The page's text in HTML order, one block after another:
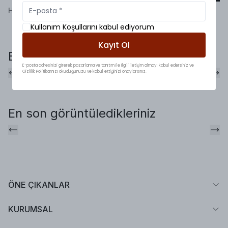
Henüz yorum bulunmamaktadır!
Bunlara da baktınız mı?
En son görüntüledikleriniz
ÖNE ÇIKANLAR
KURUMSAL
Kullanım Koşullarını kabul ediyorum
Kayıt Ol
E-posta adresinizi girerek pazarlama ve tanıtım ile ilgili iletişim almayı kabul edersiniz ve
Gizlilik Politikamızı okuduğunuzu ve kabul ettiğinizi onaylarsınız.